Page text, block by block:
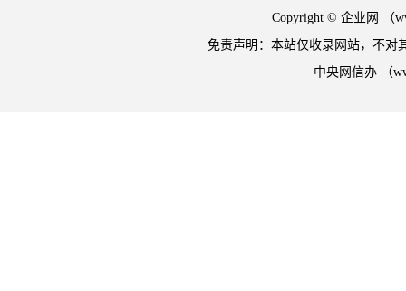
Copyright © 企业网 （
免责声明：本站仅收录网站，不对
中央网信办 （